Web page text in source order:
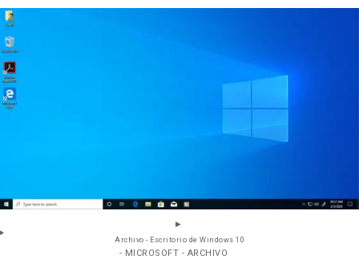
Archivo - Escritorio de Windows 10
- MICROSOFT - ARCHIVO